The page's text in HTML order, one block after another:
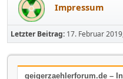
Impressum
Letzter Beitrag: 17. Februar
geigerzaehlerforum.de –